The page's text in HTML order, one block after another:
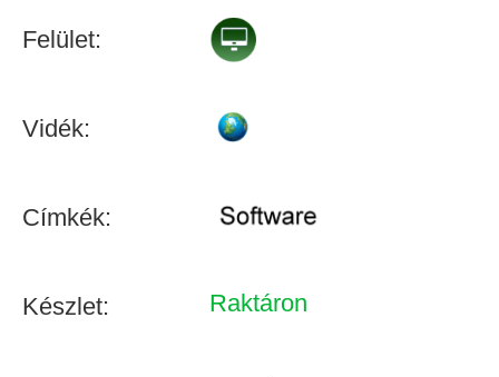
Felület:
Vidék:
Címkék:
Készlet: Raktáron